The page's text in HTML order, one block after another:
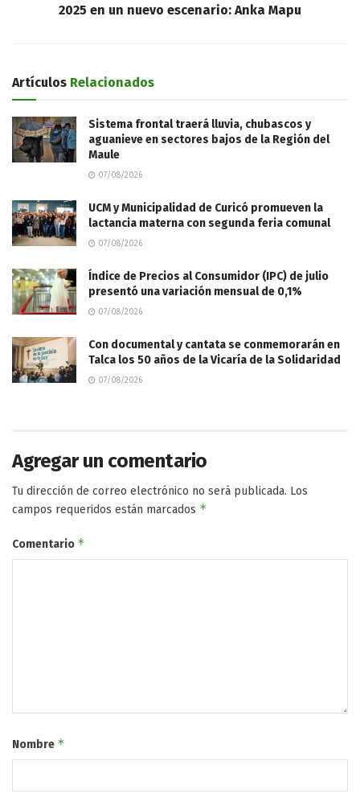
2025 en un nuevo escenario: Anka Mapu
Artículos Relacionados
Sistema frontal traerá lluvia, chubascos y
aguanieve en sectores bajos de la Región del
Maule
07/08/2026
UCM y Municipalidad de Curicó promueven la
lactancia materna con segunda feria comunal
07/08/2026
Índice de Precios al Consumidor (IPC) de julio
presentó una variación mensual de 0,1%
07/08/2026
Con documental y cantata se conmemorarán en
Talca los 50 años de la Vicaría de la Solidaridad
07/08/2026
Agregar un comentario
Tu dirección de correo electrónico no será publicada. Los
campos requeridos están marcados *
Comentario *
Nombre *